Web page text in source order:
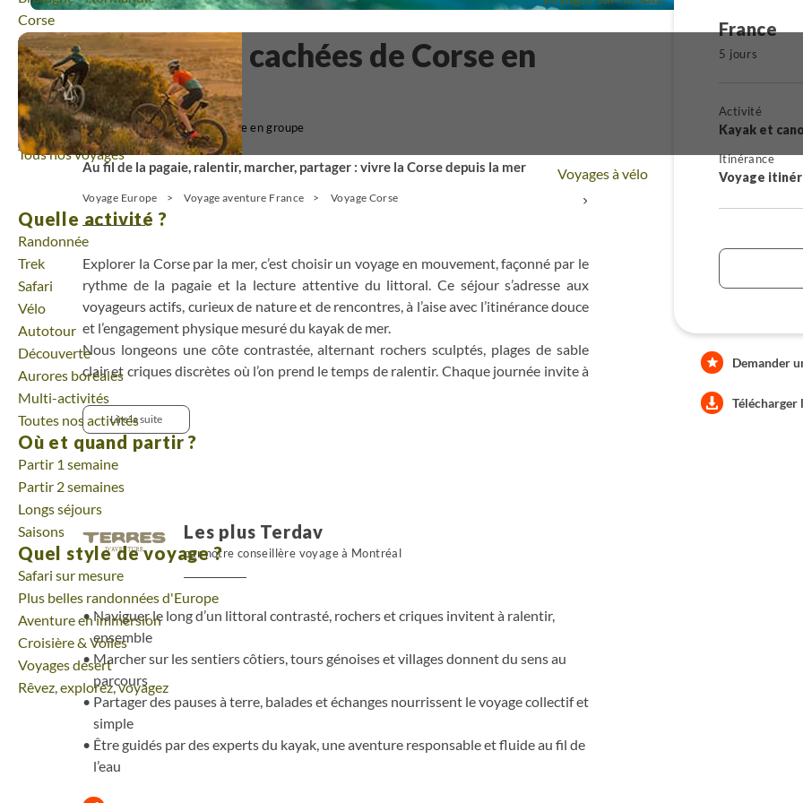
Voyage
Corse
Voyage
Massif Central
Voyage
Pays Basque et Sud-Ouest
Voyage
Provence - Côte d'Azur
Voyage
Pyrénées
Voyage
Vallée de la Loire
Tous nos voyages
Voyages à vélo
Quelle activité ?
Randonnée
Trek
Safari
Vélo
Autotour
Découverte
Aurores boréales
Multi-activités
Toutes nos activités
Où et quand partir ?
Partir 1 semaine
Partir 2 semaines
Longs séjours
Saisons
Quel style de voyage ?
Safari sur mesure
Plus belles randonnées d'Europe
Aventure en immersion
Croisière & Voiles
Voyages désert
Rêvez, explorez, voyagez
Les criques cachées de Corse en
kayak
(9) Voyage en groupe
Au fil de la pagaie, ralentir, marcher, partager : vivre la Corse depuis la mer
Voyage Europe Voyage aventure France Voyage Corse
Explorer la Corse par la mer, c’est choisir un voyage en mouvement, façonné par le
rythme de la pagaie et la lecture attentive du littoral. Ce séjour s’adresse aux
voyageurs actifs, curieux de nature et de rencontres, à l’aise avec l’itinérance douce
et l’engagement physique mesuré du kayak de mer.
Nous longeons une côte contrastée, alternant rochers sculptés, plages de sable
clair et criques discrètes où l’on prend le temps de ralentir. Chaque journée invite à
bouger, puis à poser le kayak pour marcher. Sentiers côtiers, tours génoises et
villages racontent une île vivante, minérale et habitée. Entre navigation, balades et
temps de partage, nous découvrons la Corse autrement, au plus près du territoire,
dans une aventure responsable, simple et équilibrée, où la mer guide l’élan et
Lire la suite
Les plus Terdav
par notre conseillère voyage à Montréal
Naviguer le long d’un littoral contrasté, rochers et criques invitent à ralentir,
ensemble
Marcher sur les sentiers côtiers, tours génoises et villages donnent du sens au
parcours
Partager des pauses à terre, balades et échanges nourrissent le voyage collectif et
simple
Être guidés par des experts du kayak, une aventure responsable et fluide au fil de
l’eau
France
5 jours
Activité
Kayak et
Itinérance
Voyage
Demander
Télécharger